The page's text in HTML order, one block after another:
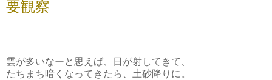
要観察
雲が多いなーと思えば、日が射してきて、
たちまち暗くなってきたら、土砂降りに。